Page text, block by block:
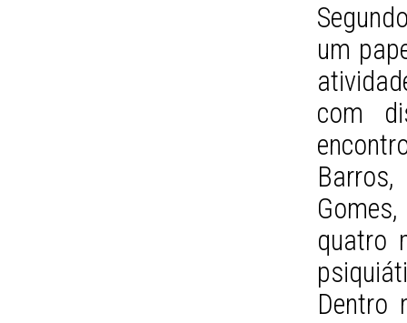
um
com
quatro
Dentro